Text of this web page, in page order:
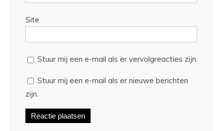
Site
Stuur mij een e-mail als er vervolgreacties zijn.
Stuur mij een e-mail als er nieuwe berichten
zijn.